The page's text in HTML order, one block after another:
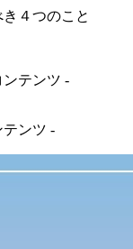
４つのこと
テンツ -